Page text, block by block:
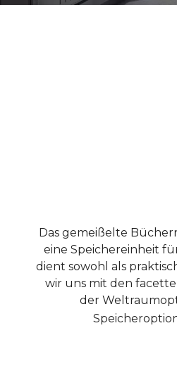
Das gemeißelte
eine Speichereinheit
dient sowohl als
wir uns mit den
der